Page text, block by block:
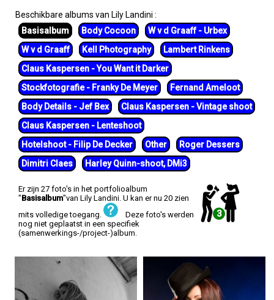
Beschikbare albums van Lily Landini :
Basisalbum
Body Cocoon
W v d Graaff - Urbex
W v d Graaff
Kell Photography
Lambert Rinkens
Claus Kaspersen - You Want it Darker
Stockfotografie - Franky De Meyer
Fernand Ameloot
Body Details - Jef Bex
Claus Kaspersen - Vintage shoot
Claus Kaspersen - Lenteshoot
Hotelshoot - Filip De Decker
Other
Roger Dessers
Dimitri Claes
Harley Quinn-shoot, DMi3
Er zijn 27 foto's in het portfolioalbum
"Basisalbum"van Lily Landini. U kan er nu 20 zien
mits volledige toegang.
Deze foto's werden
nog niet geplaatst in een specifiek
(samenwerkings-/project-)album.
3